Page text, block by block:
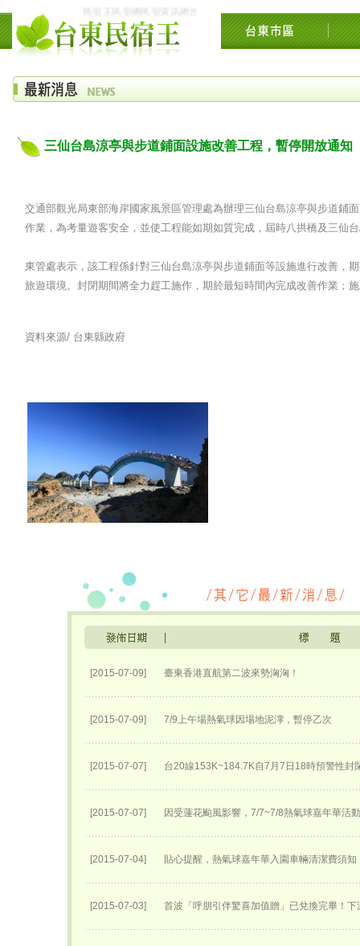
民宿王民宿網民宿資訊網台東花東花蓮綠島民宿住宿旅遊景點交流
三仙台島涼亭與步道鋪面設施改善工程，暫停開放通知
交通部觀光局東部海岸國家風景區管理處為辦理三仙台島涼亭與步道鋪
作業，為考量遊客安全，並使工程能如期如質完成，屆時八拱橋及三仙
東管處表示，該工程係針對三仙台島涼亭與步道鋪面等設施進行改善，
旅遊環境。封閉期間將全力趕工施作，期於最短時間內完成改善作業；
資料來源/ 台東縣政府
[2015-07-09] 臺東香港直航第二波來勢洶洶！
[2015-07-09] 7/9上午場熱氣球因場地泥濘，暫停乙次
[2015-07-07] 台20線153K~184.7K自7月7日18時預警性封
[2015-07-07] 因受蓮花颱風影響，7/7~7/8熱氣球嘉年華活
[2015-07-04] 貼心提醒，熱氣球嘉年華入園車輛清潔費須知
[2015-07-03] 首波「呼朋引伴驚喜加值贈」已兌換完畢！下